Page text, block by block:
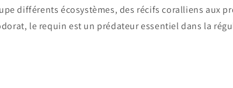
différents écosystèmes, des récifs coralliens aux
le requin est un prédateur essentiel dans la